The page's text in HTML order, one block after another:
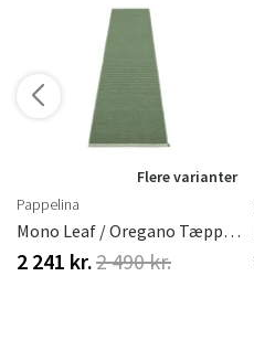
Flere varianter
Pappelina
Mono Leaf / Oregano Tæppe 70 X 300 Cm
2 241 kr.2 490 kr.